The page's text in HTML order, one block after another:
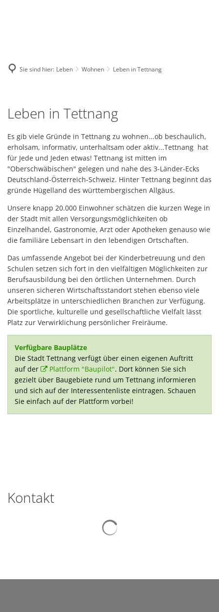
Sie sind hier: Leben Wohnen Leben in Tettnang
in
Tettnang
Leben in Tettnang
Es gib viele Gründe in Tettnang zu wohnen...ob beschaulich,
erholsam, informativ, unterhaltsam oder aktiv...Tettnang hat
für Jede und Jeden etwas! Tettnang ist mitten im
"Oberschwäbischen" gelegen und nahe des 3-Länder-Ecks
Deutschland-Österreich-Schweiz. Hinter Tettnang beginnt das
gründe Hügelland des württembergischen Allgäus.
Unsere knapp 20.000 Einwohner schätzen die kurzen Wege in
der Stadt mit allen Versorgungsmöglichkeiten ob
Einzelhandel, Gastronomie, Arzt oder Apotheken genauso wie
die familiäre Lebensart in den lebendigen Ortschaften.
Das umfassende Angebot bei der Kinderbetreuung und den
Schulen setzen sich fort in den vielfältigen Möglichkeiten zur
Berufsausbildung bei den örtlichen Unternehmen. Durch
unseren sicheren Wirtschaftsstandort stehen ebenso viele
Arbeitsplätze in unterschiedlichen Branchen zur Verfügung.
Die sportliche, kulturelle und gesellschaftliche Vielfalt lässt
Platz zur Verwirklichung persönlicher Freiräume.
Verfügbare Bauplätze
Die Stadt Tettnang verfügt über einen eigenen Auftritt
auf der
Plattform "Baupilot". Dort können Sie sich
gezielt über Baugebiete rund um Tettnang informieren
und sich auf der Interessentenliste eintragen. Schauen
Sie einfach auf der Plattform vorbei!
Kontakt